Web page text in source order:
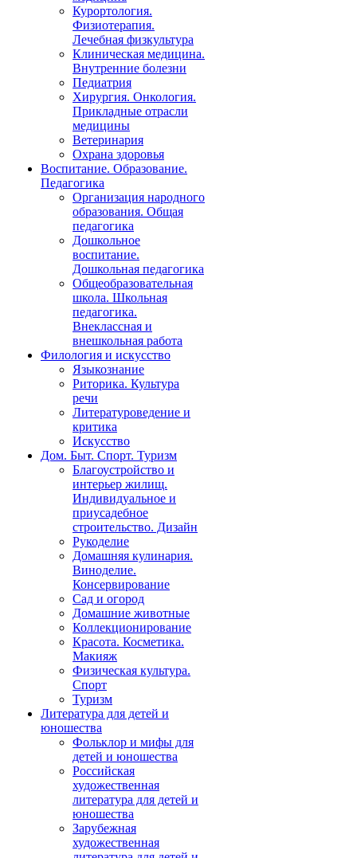
Курортология.
Физиотерапия.
Лечебная физкультура
Клиническая медицина.
Внутренние болезни
Педиатрия
Хирургия. Онкология.
Прикладные отрасли
медицины
Ветеринария
Охрана здоровья
Воспитание. Образование.
Педагогика
Организация народного
образования. Общая
педагогика
Дошкольное
воспитание.
Дошкольная педагогика
Общеобразовательная
школа. Школьная
педагогика.
Внеклассная и
внешкольная работа
Филология и искусство
Языкознание
Риторика. Культура
речи
Литературоведение и
критика
Искусство
Дом. Быт. Спорт. Туризм
Благоустройство и
интерьер жилищ.
Индивидуальное и
приусадебное
строительство. Дизайн
Рукоделие
Домашняя кулинария.
Виноделие.
Консервирование
Сад и огород
Домашние животные
Коллекционирование
Красота. Косметика.
Макияж
Физическая культура.
Спорт
Туризм
Литература для детей и
юношества
Фольклор и мифы для
детей и юношества
Российская
художественная
литература для детей и
юношества
Зарубежная
художественная